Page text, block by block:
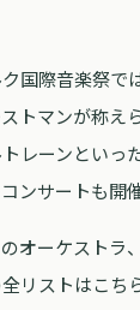
国際音楽祭で
トマンが称え
レーンといっ
ンサートも開
オーケストラ
全リストはこち